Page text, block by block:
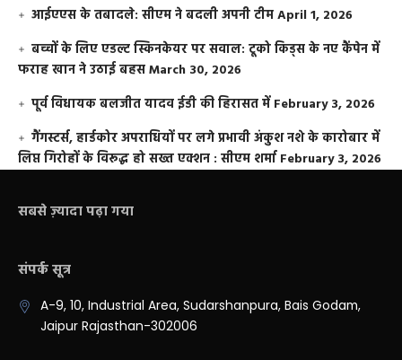
आईएएस के तबादले: सीएम ने बदली अपनी टीमApril 1, 2026
बच्चों के लिए एडल्ट स्किनकेयर पर सवाल: टूको किड्स के नए कैंपेन में
फराह खान ने उठाई बहसMarch 30, 2026
पूर्व विधायक बलजीत यादव ईडी की हिरासत में February 3, 2026
गैंगस्टर्स, हार्डकोर अपराधियों पर लगे प्रभावी अंकुश नशे के कारोबार में
लिप्त गिरोहों के विरूद्ध हो सख्त एक्शन : सीएम शर्मा February 3, 2026
सबसे ज़्यादा पढ़ा गया
संपर्क सूत्र
A-9, 10, Industrial Area, Sudarshanpura, Bais Godam,
Jaipur Rajasthan-302006